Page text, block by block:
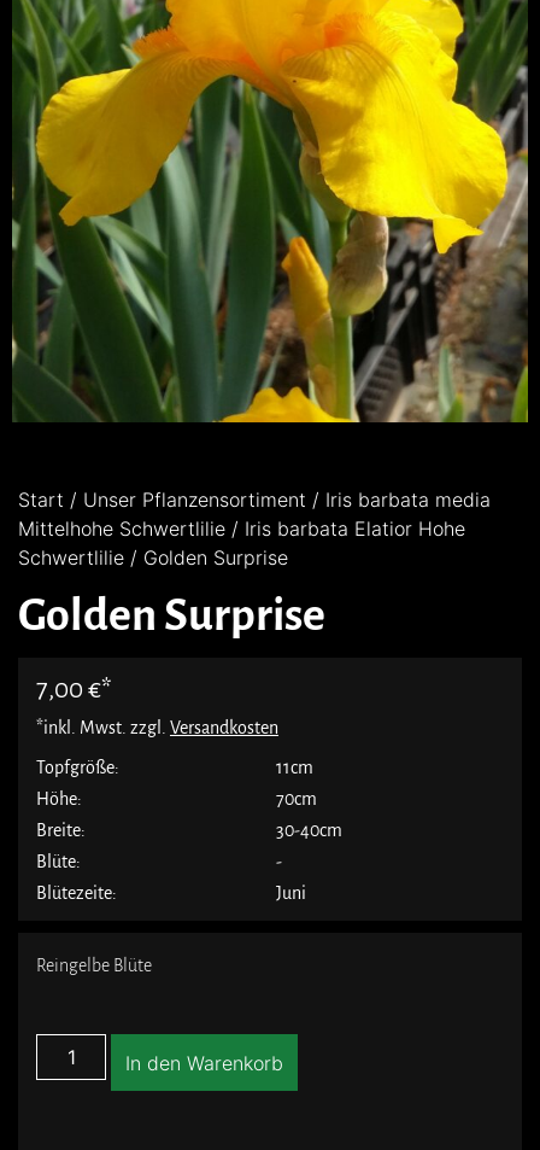
Start / Unser Pflanzensortiment / Iris barbata media
Mittelhohe Schwertlilie / Iris barbata Elatior Hohe
Schwertlilie / Golden Surprise
Golden Surprise
7,00 €
*inkl. Mwst. zzgl. Versandkosten
Topfgröße:
11cm
Höhe:
70cm
Breite:
30-40cm
Blüte:
-
Blütezeite:
Juni
Reingelbe Blüte
In den Warenkorb